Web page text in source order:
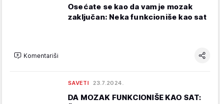
Osećate se kao da vam je mozak
zaključan: Neka funkcioniše kao sat
Komentariši
SAVETI 23.7.2024.
DA MOZAK FUNKCIONIŠE KAO SAT: